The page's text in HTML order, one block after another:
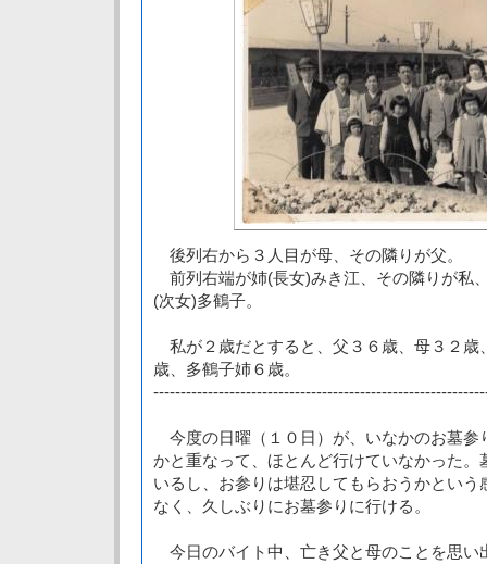
後列右から３人目が母、その隣りが父。
前列右端が姉(長女)みき江、その隣りが私
(次女)多鶴子。
私が２歳だとすると、父３６歳、母３２歳
歳、多鶴子姉６歳。
今度の日曜（１０日）が、いなかのお墓参
かと重なって、ほとんど行けていなかった。
いるし、お参りは堪忍してもらおうかとい
なく、久しぶりにお墓参りに行ける。
今日のバイト中、亡き父と母のことを思い